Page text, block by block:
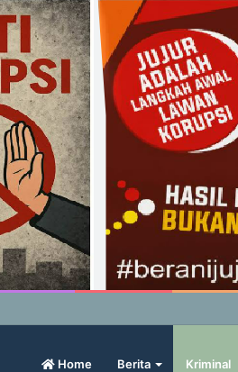
Menilai Harga Beras Terlalu Mahal
Home Berita Kriminal